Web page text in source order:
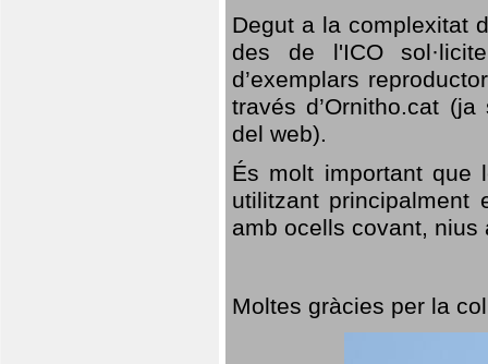
Degut a la complexitat
des de l'ICO
d’exemplars
través d’Ornitho.cat
del web).
És molt important que
utilitzant
amb ocells covant,
Moltes gràcies per la